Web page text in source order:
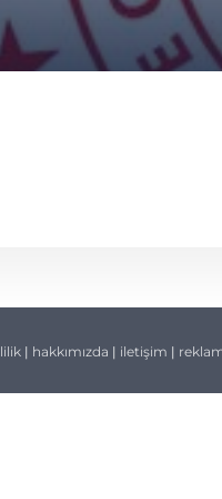
| hakkımızda | iletişim |